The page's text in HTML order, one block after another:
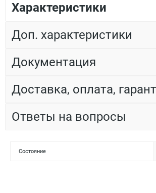
Характеристики
Доп. характеристики
Документация
Доставка, оплата,
Ответы на вопросы
Состояние